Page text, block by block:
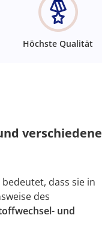
Höchste Qualität
verschiedene
bedeutet, dass sie in
des
und